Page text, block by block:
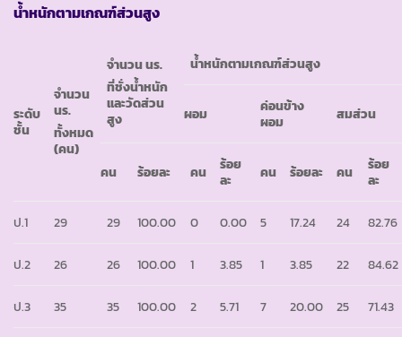
น้ำหนักตามเกณฑ์ส่วนสูง
ระดับ
ชั้น
จำนวน
นร.
ทั้งหมด
(คน)
จำนวน นร.
ที่ชั่งน้ำหนัก
และวัดส่วน
สูง
น้ำหนักตามเกณฑ์ส่วนสูง
ผอม
ค่อนข้าง
ผอม
สมส่วน
คน ร้อยละ คน
ร้อย
ละ
คน ร้อยละ คน
ร้อย
ละ
ป.1 29 29 100.00 0 0.00 5 17.24 24 82.76
ป.2 26 26 100.00 1 3.85 1 3.85 22 84.62
ป.3 35 35 100.00 2 5.71 7 20.00 25 71.43